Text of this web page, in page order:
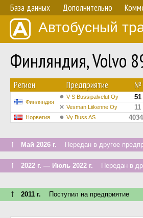
База данных Дополнительно
Автобусный
Финляндия, Volvo
Регион Предприятие №
Финляндия
V-S Bussipalvelut Oy 51
Vesman Liikenne Oy 11
Норвегия Vy Buss AS
↑ Май 2026 г. Передан в другое
↑ 2022 г. — Июль 2022 г. Передан в
↑ 2011 г. Поступил на предприятие